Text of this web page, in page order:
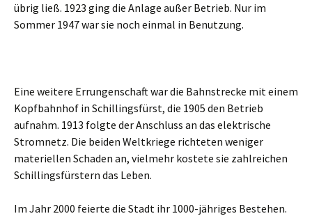
übrig ließ. 1923 ging die Anlage außer Betrieb. Nur im
Sommer 1947 war sie noch einmal in Benutzung.
Eine weitere Errungenschaft war die Bahnstrecke mit einem
Kopfbahnhof in Schillingsfürst, die 1905 den Betrieb
aufnahm. 1913 folgte der Anschluss an das elektrische
Stromnetz. Die beiden Weltkriege richteten weniger
materiellen Schaden an, vielmehr kostete sie zahlreichen
Schillingsfürstern das Leben.
Im Jahr 2000 feierte die Stadt ihr 1000-jähriges Bestehen.